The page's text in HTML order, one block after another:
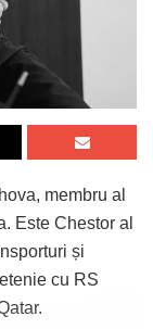
membru al
Este Chestor al
și
cu RS